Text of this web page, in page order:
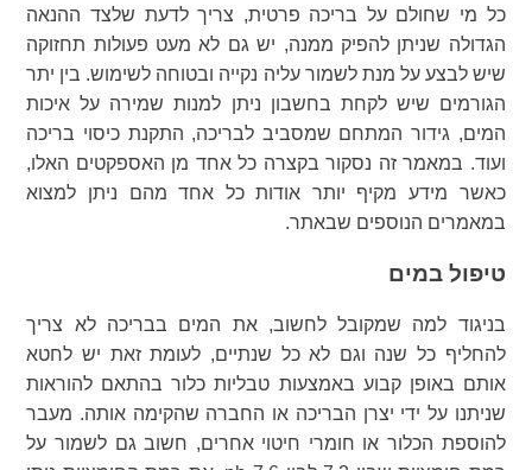
כל מי שחולם על בריכה פרטית, צריך לדעת שלצד ההנאה
הגדולה שניתן להפיק ממנה, יש גם לא מעט פעולות תחזוקה
שיש לבצע על מנת לשמור עליה נקייה ובטוחה לשימוש. בין יתר
הגורמים שיש לקחת בחשבון ניתן למנות שמירה על איכות
המים, גידור המתחם שמסביב לבריכה, התקנת כיסוי בריכה
ועוד. במאמר זה נסקור בקצרה כל אחד מן האספקטים האלו,
כאשר מידע מקיף יותר אודות כל אחד מהם ניתן למצוא
במאמרים הנוספים שבאתר.
טיפול במים
בניגוד למה שמקובל לחשוב, את המים בבריכה לא צריך
להחליף כל שנה וגם לא כל שנתיים, לעומת זאת יש לחטא
אותם באופן קבוע באמצעות טבליות כלור בהתאם להוראות
שניתנו על ידי יצרן הבריכה או החברה שהקימה אותה. מעבר
להוספת הכלור או חומרי חיטוי אחרים, חשוב גם לשמור על